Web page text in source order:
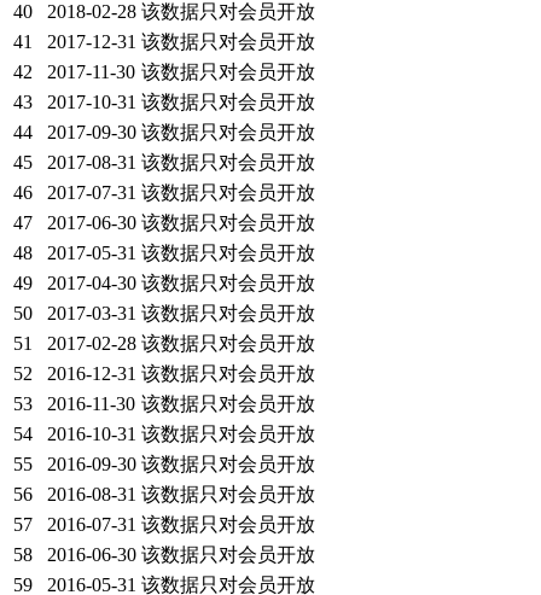
40
2018-02-28 该数据只对会员开放
41
2017-12-31 该数据只对会员开放
42
2017-11-30 该数据只对会员开放
43
2017-10-31 该数据只对会员开放
44
2017-09-30 该数据只对会员开放
45
2017-08-31 该数据只对会员开放
46
2017-07-31 该数据只对会员开放
47
2017-06-30 该数据只对会员开放
48
2017-05-31 该数据只对会员开放
49
2017-04-30 该数据只对会员开放
50
2017-03-31 该数据只对会员开放
51
2017-02-28 该数据只对会员开放
52
2016-12-31 该数据只对会员开放
53
2016-11-30 该数据只对会员开放
54
2016-10-31 该数据只对会员开放
55
2016-09-30 该数据只对会员开放
56
2016-08-31 该数据只对会员开放
57
2016-07-31 该数据只对会员开放
58
2016-06-30 该数据只对会员开放
59
2016-05-31 该数据只对会员开放